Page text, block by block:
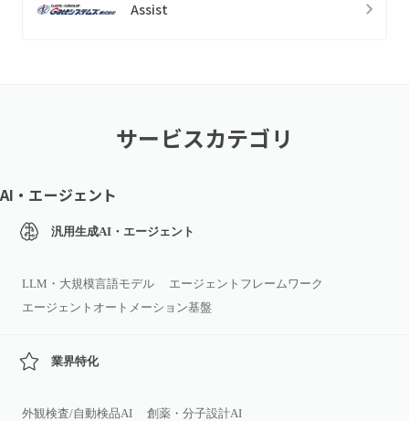
Assist
サービスカテゴリ
AI・エージェント
汎用生成AI・エージェント
LLM・大規模言語モデル
エージェントフレームワーク
エージェントオートメーション基盤
業界特化
外観検査/自動検品AI
創薬・分子設計AI